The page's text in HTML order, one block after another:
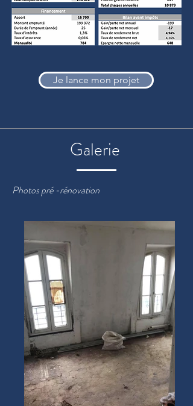
Je lance mon projet
Galerie
Photos pré -rénovation